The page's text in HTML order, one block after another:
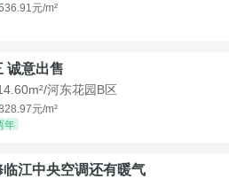
元/m²
诚意出售
河东花园B区
元/m²
年
临江中央空调还有暖气